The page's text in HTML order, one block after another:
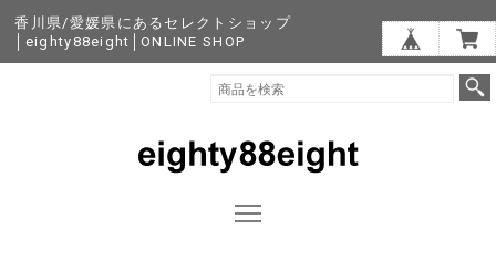
香川県/愛媛県にあるセレクトショップ
│eighty88eight│ONLINE SHOP